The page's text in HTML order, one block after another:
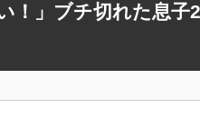
！」ブチ切れた息子